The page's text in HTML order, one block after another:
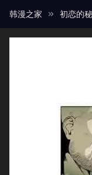
韩漫之家 初恋的